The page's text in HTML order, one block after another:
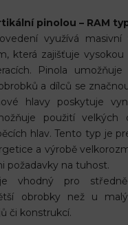
pinolou – RAM
využívá masivní
která zajišťuje
Pinola umožňuje
a dílců se
hlavy poskytuje
použití velkých
hlav. Tento typ je
a výrobě
požadavky na tuhost.
vhodný pro
obrobky než u
či konstrukcí.